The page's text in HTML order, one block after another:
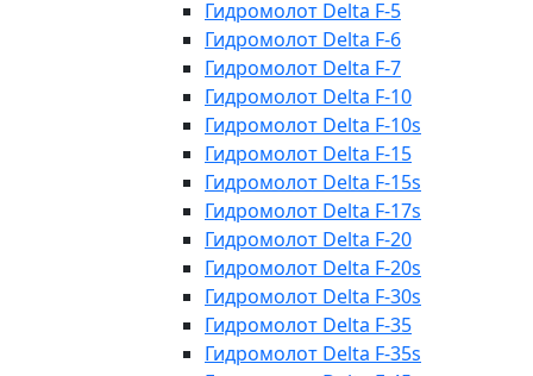
Гидромолот Delta F-5
Гидромолот Delta F-6
Гидромолот Delta F-7
Гидромолот Delta F-10
Гидромолот Delta F-10s
Гидромолот Delta F-15
Гидромолот Delta F-15s
Гидромолот Delta F-17s
Гидромолот Delta F-20
Гидромолот Delta F-20s
Гидромолот Delta F-30s
Гидромолот Delta F-35
Гидромолот Delta F-35s